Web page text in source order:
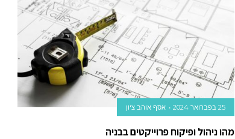
25 בפברואר 2024 אסף אוהב ציון
מהו ניהול ופיקוח פרוייקטים בבניה